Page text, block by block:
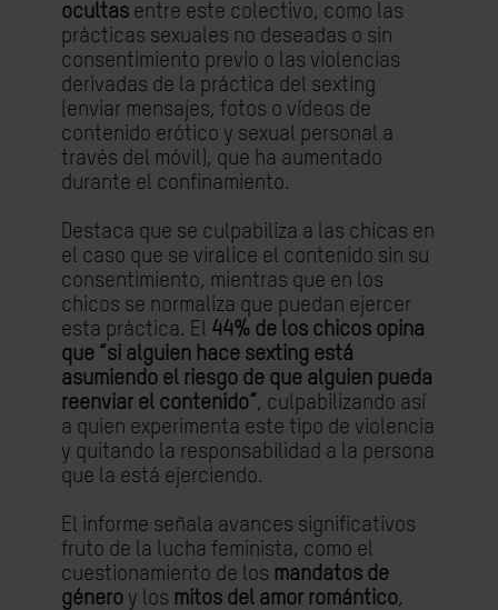
ocultas entre este colectivo, como las
prácticas sexuales no deseadas o sin
consentimiento previo o las violencias
derivadas de la práctica del sexting
(enviar mensajes, fotos o vídeos de
contenido erótico y sexual personal a
través del móvil), que ha aumentado
durante el confinamiento.
Destaca que se culpabiliza a las chicas en
el caso que se viralice el contenido sin su
consentimiento, mientras que en los
chicos se normaliza que puedan ejercer
esta práctica. El 44% de los chicos opina
que “si alguien hace sexting está
asumiendo el riesgo de que alguien pueda
reenviar el contenido”, culpabilizando así
a quien experimenta este tipo de violencia
y quitando la responsabilidad a la persona
que la está ejerciendo.
El informe señala avances significativos
fruto de la lucha feminista, como el
cuestionamiento de los mandatos de
género y los mitos del amor romántico,